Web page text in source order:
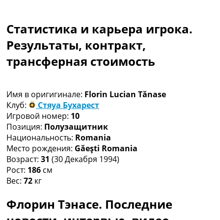
Чемпионат Мира
Украина. Премьер-Лига
Украина. Первая Лига
Лига Чемпионов
Другие Турниры >>>
Таблицы
Таблицы групп Чемпионата Мира
Украина. Премьер-Лига
Украина. Первая Лига
Лига Чемпионов. Таблицы групп
Англия. Премьер-Лига
Испания. Ла Лига
Рейтинг стран УЕФА
Статистика и карьера игрока.
Результаты, контракт,
трансферная стоимость
Имя в оригигинале: Florin Lucian Tănase
Клуб:
Стяуа Бухарест
Игровой номер: 10
Позиция: Полузащитник
Национальность: Romania
Место рождения: Găeşti Romania
Возраст: 31 (30 Декабря 1994)
Рост: 186 см
Вес: 72 кг
Флорин Тэнасе. Последние